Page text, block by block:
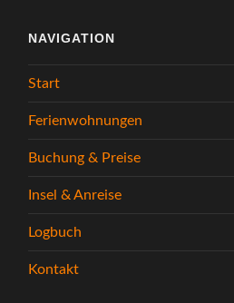
NAVIGATION
Start
Ferienwohnungen
Buchung & Preise
Insel & Anreise
Logbuch
Kontakt